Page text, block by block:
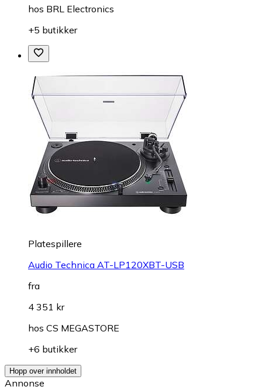
hos BRL Electronics
+5 butikker
Platespillere
Audio Technica AT-LP120XBT-USB
fra
4 351 kr
hos CS MEGASTORE
+6 butikker
Hopp over innholdet
Annonse